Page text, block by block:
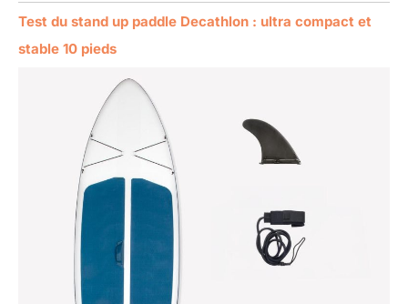
Test du stand up paddle Decathlon : ultra compact et
stable 10 pieds